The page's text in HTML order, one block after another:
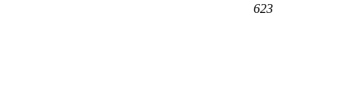
623